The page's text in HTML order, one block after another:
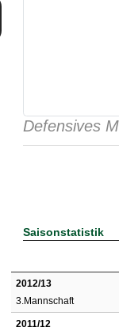
Defensives
Saisonstatistik
2012/13
3.Mannschaft
2011/12